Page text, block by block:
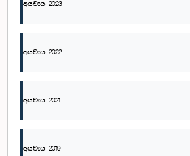
අයවැය 2023
අයවැය 2022
අයවැය 2021
අයවැය 2019